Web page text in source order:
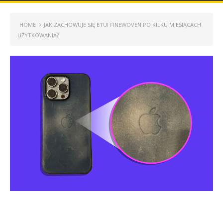
HOME
JAK ZACHOWUJE SIĘ ETUI FINEWOVEN PO KILKU MIESIĄCACH
UŻYTKOWANIA?